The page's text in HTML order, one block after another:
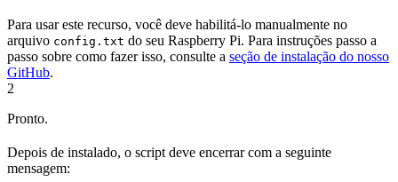
Para usar este recurso, você deve habilitá-lo manualmente no
arquivo config.txt do seu Raspberry Pi. Para instruções passo a
passo sobre como fazer isso, consulte a seção de instalação do nosso
GitHub.
2
Pronto.
Depois de instalado, o script deve encerrar com a seguinte
mensagem: